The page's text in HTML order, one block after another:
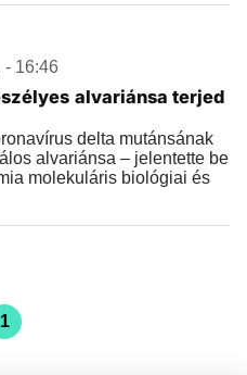
- 16:46
alvariánsa terjed
delta mutánsának
alvariánsa – jelentette be
molekuláris biológiai és
1